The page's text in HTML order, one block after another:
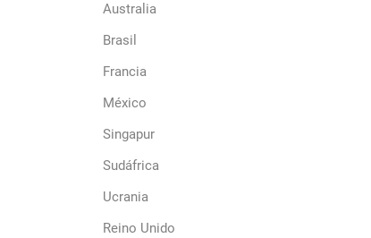
Australia
Brasil
Francia
México
Singapur
Sudáfrica
Ucrania
Reino Unido